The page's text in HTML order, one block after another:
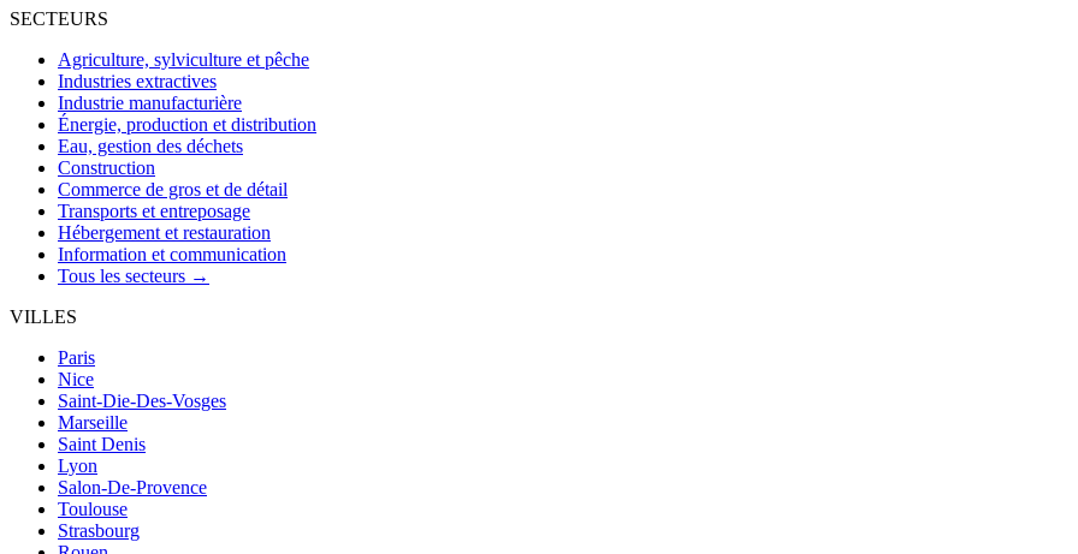
SECTEURS
Agriculture, sylviculture et pêche
Industries extractives
Industrie manufacturière
Énergie, production et distribution
Eau, gestion des déchets
Construction
Commerce de gros et de détail
Transports et entreposage
Hébergement et restauration
Information et communication
Tous les secteurs →
VILLES
Paris
Nice
Saint-Die-Des-Vosges
Marseille
Saint Denis
Lyon
Salon-De-Provence
Toulouse
Strasbourg